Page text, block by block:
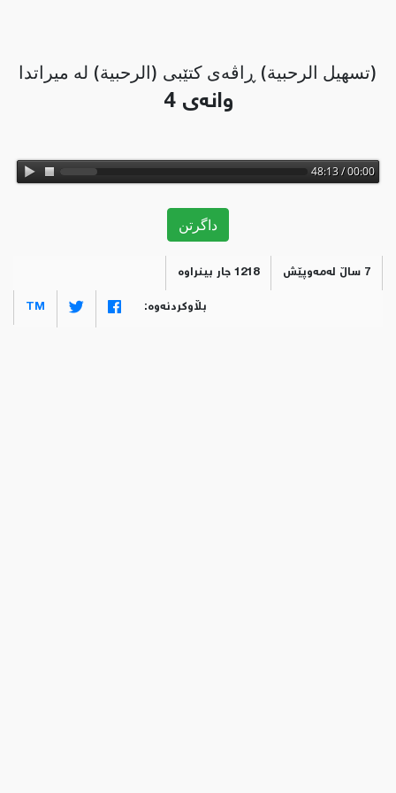
(تسهيل الرحبية) ڕاڤه‌ى كتێبى (الرحبية) له ميراتدا
وانەی 4
00:00 / 48:13
داگرتن
7 ساڵ لەمەوپێش 1218 جار بینراوە
بڵاوکردنەوە: TM